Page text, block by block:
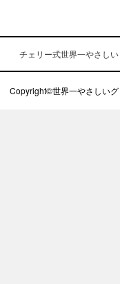
チェリー式世界一やさし
Copyright©世界一やさしい